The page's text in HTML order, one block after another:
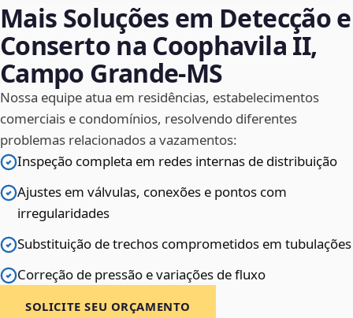
Mais Soluções em Detecção e
Conserto na Coophavila II,
Campo Grande‑MS
Nossa equipe atua em residências, estabelecimentos
comerciais e condomínios, resolvendo diferentes
problemas relacionados a vazamentos:
Inspeção completa em redes internas de distribuição
Ajustes em válvulas, conexões e pontos com
irregularidades
Substituição de trechos comprometidos em tubulações
Correção de pressão e variações de fluxo
SOLICITE SEU ORÇAMENTO